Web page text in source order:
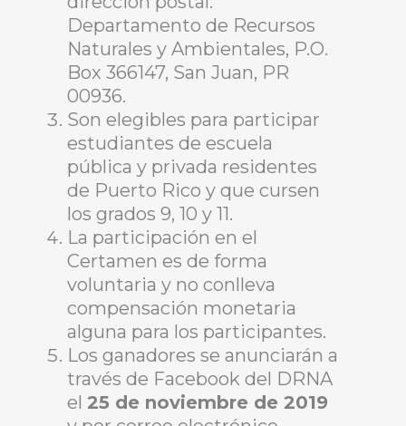
Departamento de Recursos
Naturales y Ambientales, P.O.
Box 366147, San Juan, PR
00936.
Son elegibles para participar
estudiantes de escuela
pública y privada residentes
de Puerto Rico y que cursen
los grados 9, 10 y 11.
La participación en el
Certamen es de forma
voluntaria y no conlleva
compensación monetaria
alguna para los participantes.
Los ganadores se anunciarán a
través de Facebook del DRNA
el 25 de noviembre de 2019